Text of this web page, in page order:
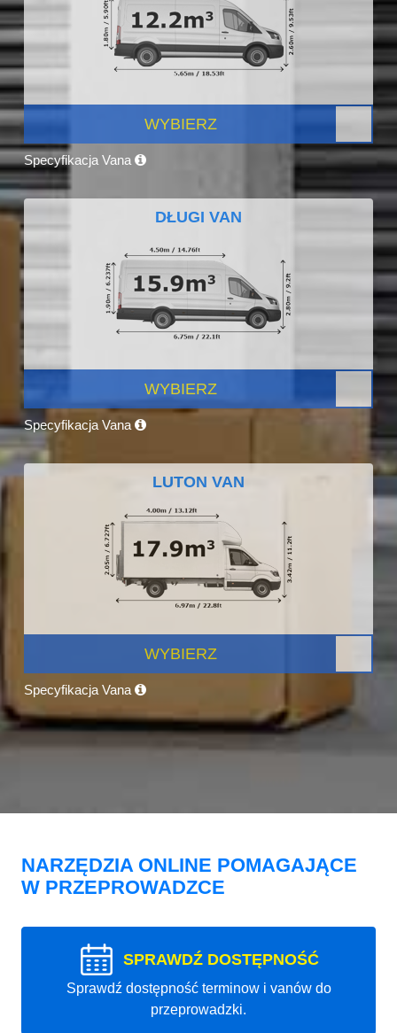
WYBIERZ
Specyfikacja Vana
DŁUGI VAN
WYBIERZ
Specyfikacja Vana
LUTON VAN
WYBIERZ
Specyfikacja Vana
NARZĘDZIA ONLINE POMAGAJĄCE
W PRZEPROWADZCE
SPRAWDŹ DOSTĘPNOŚĆ
Sprawdź dostępność terminow i vanów do
przeprowadzki.